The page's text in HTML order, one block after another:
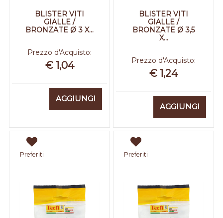
BLISTER VITI
GIALLE /
BRONZATE Ø 3 X...
Prezzo d'Acquisto:
€ 1,04
AGGIUNGI
BLISTER VITI
GIALLE /
BRONZATE Ø 3,5
X...
Prezzo d'Acquisto:
€ 1,24
AGGIUNGI
Preferiti Preferiti